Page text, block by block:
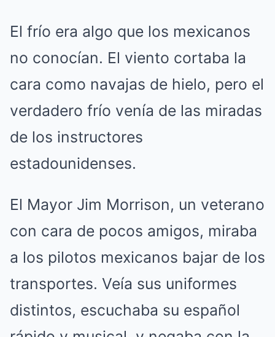
El frío era algo que los mexicanos
no conocían. El viento cortaba la
cara como navajas de hielo, pero el
verdadero frío venía de las miradas
de los instructores
estadounidenses.
El Mayor Jim Morrison, un veterano
con cara de pocos amigos, miraba
a los pilotos mexicanos bajar de los
transportes. Veía sus uniformes
distintos, escuchaba su español